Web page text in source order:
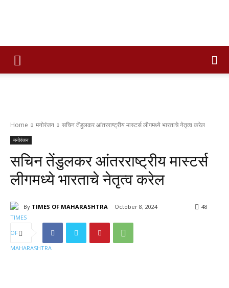
Times
Home मनोरंजन सचिन तेंडुलकर आंतरराष्ट्रीय मास्टर्स लीगमध्ये भारताचे नेतृत्व करेल
मनोरंजन
सचिन तेंडुलकर आंतरराष्ट्रीय मास्टर्स
लीगमध्ये भारताचे नेतृत्व करेल
By TIMES OF MAHARASHTRA October 8, 2024 48